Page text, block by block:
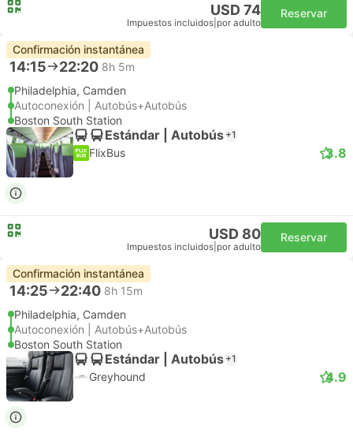
USD 74
Impuestos incluidos por adulto
Reservar
Confirmación instantánea
14:15 22:20 8h 5m
Philadelphia, Camden
Autoconexión | Autobús+Autobús
Boston South Station
Estándar | Autobús +1
FlixBus 3.8
USD 80
Impuestos incluidos por adulto
Reservar
Confirmación instantánea
14:25 22:40 8h 15m
Philadelphia, Camden
Autoconexión | Autobús+Autobús
Boston South Station
Estándar | Autobús +1
Greyhound 4.9